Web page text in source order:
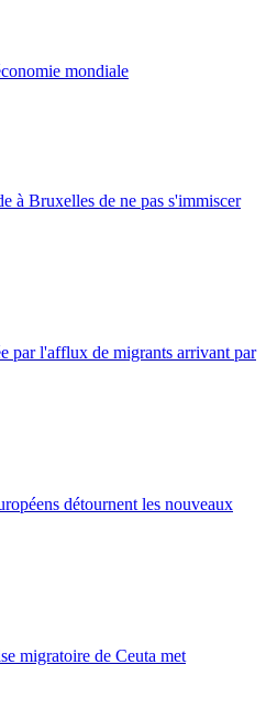
mondiale
à Bruxelles de ne pas s'immiscer
par l'afflux de migrants arrivant par
détournent les nouveaux
migratoire de Ceuta met